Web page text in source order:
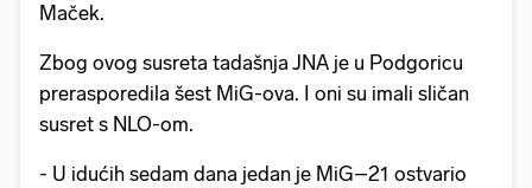
Maček.
Zbog ovog susreta tadašnja JNA je u Podgoricu
prerasporedila šest MiG-ova. I oni su imali sličan
susret s NLO-om.
- U idućih sedam dana jedan je MiG–21 ostvario